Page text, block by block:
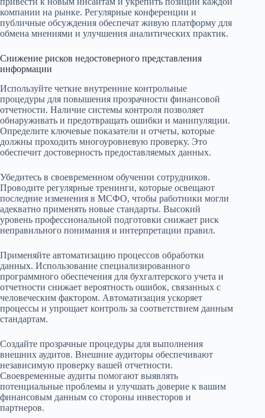
компании на рынке. Регулярные конференции и
публичные обсуждения обеспечат живую платформу для
обмена мнениями и улучшения аналитических практик.
Снижение рисков недостоверного представления
информации
Используйте четкие внутренние контрольные
процедуры для повышения прозрачности финансовой
отчетности. Наличие системы контроля позволяет
обнаруживать и предотвращать ошибки и манипуляции.
Определите ключевые показатели и отчеты, которые
должны проходить многоуровневую проверку. Это
обеспечит достоверность предоставляемых данных.
Убедитесь в своевременном обучении сотрудников.
Проводите регулярные тренинги, которые освещают
последние изменения в МСФО, чтобы работники могли
адекватно применять новые стандарты. Высокий
уровень профессиональной подготовки снижает риск
неправильного понимания и интерпретации правил.
Применяйте автоматизацию процессов обработки
данных. Использование специализированного
программного обеспечения для бухгалтерского учета и
отчетности снижает вероятность ошибок, связанных с
человеческим фактором. Автоматизация ускоряет
процессы и упрощает контроль за соответствием данным
стандартам.
Создайте прозрачные процедуры для выполнения
внешних аудитов. Внешние аудиторы обеспечивают
независимую проверку вашей отчетности.
Своевременные аудиты помогают выявлять
потенциальные проблемы и улучшать доверие к вашим
финансовым данным со стороны инвесторов и
партнеров.